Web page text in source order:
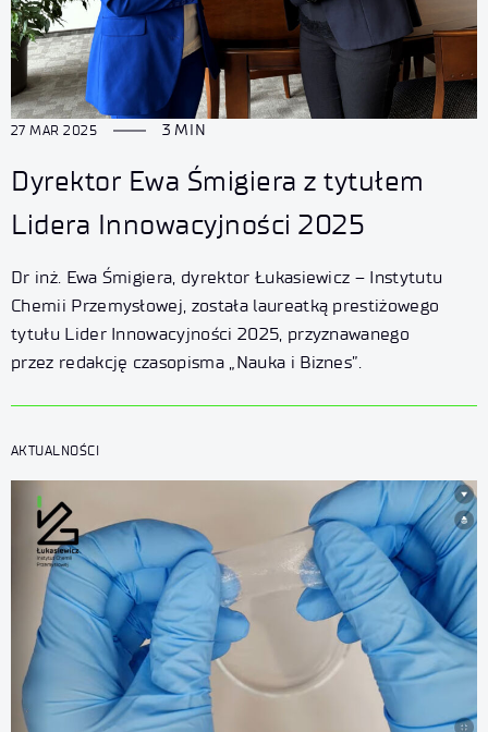
27 MAR 2025 3 MIN
Dyrektor Ewa Śmigiera z tytułem
Lidera Innowacyjności 2025
Dr inż. Ewa Śmigiera, dyrektor Łukasiewicz – Instytutu
Chemii Przemysłowej, została laureatką prestiżowego
tytułu Lider Innowacyjności 2025, przyznawanego
przez redakcję czasopisma „Nauka i Biznes”.
AKTUALNOŚCI